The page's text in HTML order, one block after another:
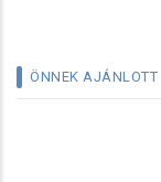
ÖNNEK AJÁNLOTT